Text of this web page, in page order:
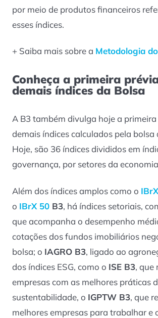
por meio de produtos financeiros
esses índices.
+ Saiba mais sobre a Metodologia
Conheça a primeira
demais índices da Bolsa
A B3 também divulga hoje a
demais índices calculados pela bolsa
Hoje, são 36 índices divididos em
governança, por setores da economia
Além dos índices amplos como o
o IBrX 50 B3, há índices setoriais,
que acompanha o desempenho
cotações dos fundos imobiliários
bolsa; o IAGRO B3, ligado ao
dos índices ESG, como o ISE B3, que
empresas com as melhores práticas
sustentabilidade, o IGPTW B3, que
melhores empresas para trabalhar e